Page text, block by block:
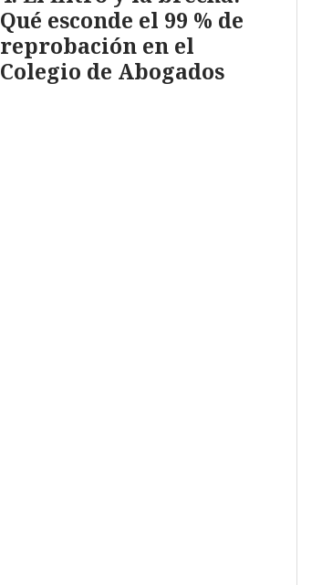
Qué esconde el 99 % de
reprobación en el
Colegio de Abogados